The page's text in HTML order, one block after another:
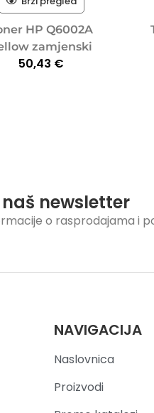
HP Q6002A
zamjenski
50,43 €
newsletter
o rasprodajama i
NAVIGACIJA
Naslovnica
Proizvodi